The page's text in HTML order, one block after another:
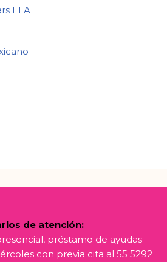
ELA
de atención:
préstamo de ayudas
con previa cita al 55 5292